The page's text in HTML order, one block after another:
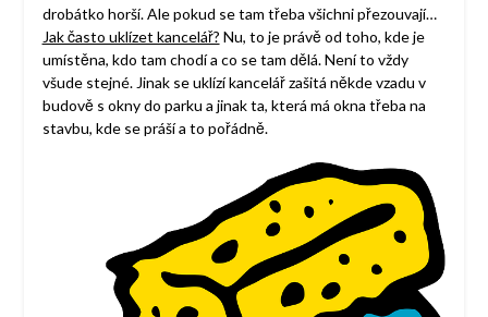
drobátko horší. Ale pokud se tam třeba všichni přezouvají…
Jak často uklízet kancelář? Nu, to je právě od toho, kde je
umístěna, kdo tam chodí a co se tam dělá. Není to vždy
všude stejné. Jinak se uklízí kancelář zašitá někde vzadu v
budově s okny do parku a jinak ta, která má okna třeba na
stavbu, kde se práší a to pořádně.